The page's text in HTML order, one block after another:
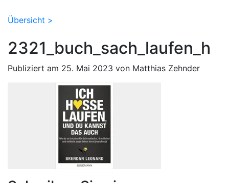
Übersicht >
2321_buch_sach_laufen_h
Publiziert am 25. Mai 2023 von Matthias Zehnder